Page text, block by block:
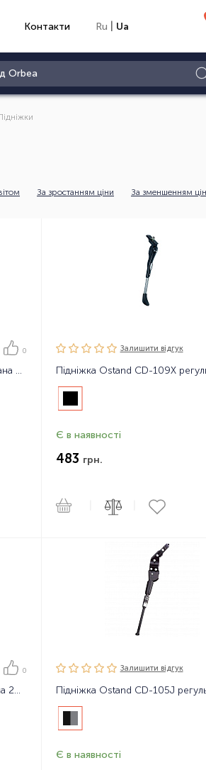
Контакти Ru Ua
За зростанням ціни За зменшенням
0
Підніжка Ostand CD-120X регульована 26-29" алюмінієва
Залишити вiдгук
Є в наявності
483 грн.
0
Підніжка Ostand CD-118 регульована 26-28" алюмінієва
Залишити вiдгук
Є в наявності